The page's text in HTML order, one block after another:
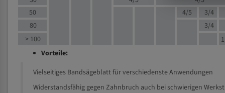
50
4/5 3/4
80
3/4
> 100
Vorteile:
Vielseitiges Bandsägeblatt für verschiedenste Anwendungen
Widerstandsfähig gegen Zahnbruch auch bei schwierigen